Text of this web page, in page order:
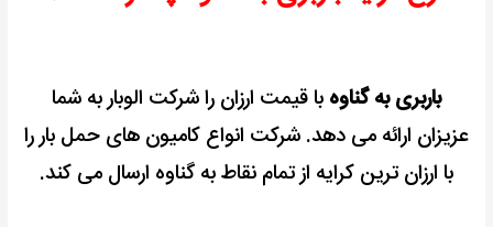
باربری به گناوه با قیمت ارزان را شرکت الوبار به شما
عزیزان ارائه می دهد. شرکت انواع کامیون های حمل بار را
با ارزان ترین کرایه از تمام نقاط به گناوه ارسال می کند.